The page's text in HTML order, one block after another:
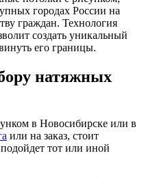
городах России на
граждан. Технология
создать уникальный
его границы.
натяжных
в Новосибирске или в
или на заказ, стоит
тот или иной